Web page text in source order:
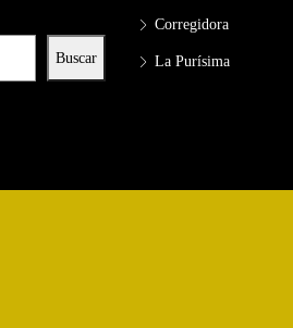
Buscar
Corregidora
La Purísima